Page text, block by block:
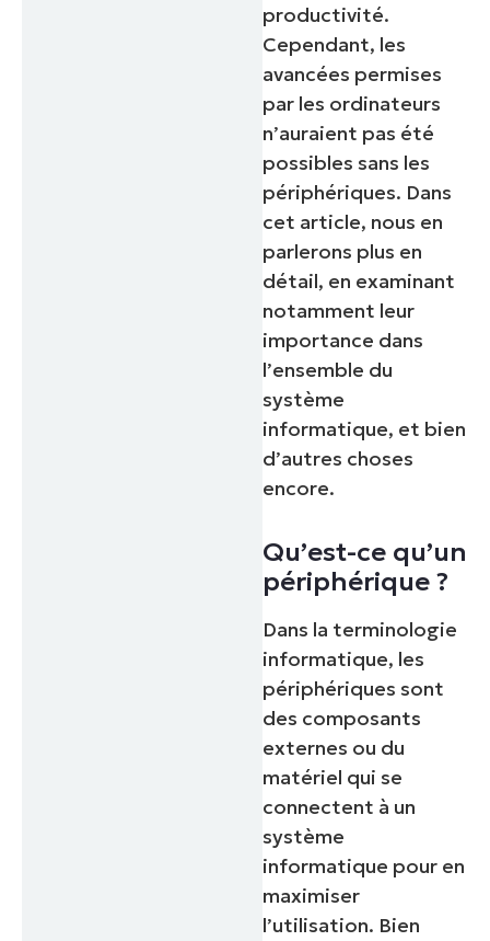
productivité.
Cependant, les
avancées permises
par les ordinateurs
n’auraient pas été
possibles sans les
périphériques. Dans
cet article, nous en
parlerons plus en
détail, en examinant
notamment leur
importance dans
l’ensemble du
système
informatique, et bien
d’autres choses
encore.
Qu’est-ce qu’un
périphérique ?
Dans la terminologie
informatique, les
périphériques sont
des composants
externes ou du
matériel qui se
connectent à un
système
informatique pour en
maximiser
l’utilisation. Bien